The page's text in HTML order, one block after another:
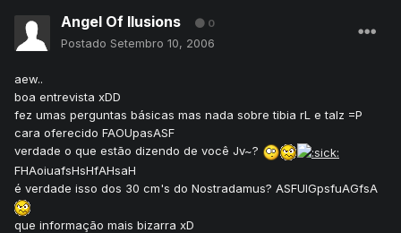
Angel Of Ilusions 0
Postado Setembro 10, 2006
aew..
boa entrevista xDD
fez umas perguntas básicas mas nada sobre tibia rL e talz =P
cara oferecido FAOUpasASF
verdade o que estão dizendo de você Jv~?
FHAoiuafsHsHfAHsaH
é verdade isso dos 30 cm's do Nostradamus? ASFUIGpsfuAGfsA
que informação mais bizarra xD